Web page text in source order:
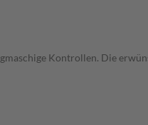
Kontrollen. Die